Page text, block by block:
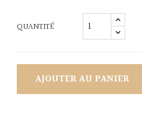
QUANTITÉ
AJOUTER AU PANIER